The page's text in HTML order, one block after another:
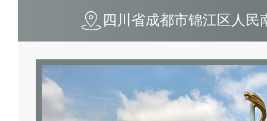
四川省成都市锦江区人民